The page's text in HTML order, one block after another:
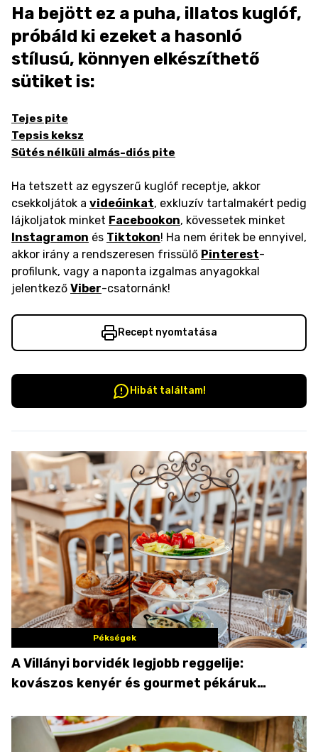
Ha bejött ez a puha, illatos kuglóf,
próbáld ki ezeket a hasonló
stílusú, könnyen elkészíthető
sütiket is:
Tejes pite
Tepsis keksz
Sütés nélküli almás-diós pite
Ha tetszett az egyszerű kuglóf receptje, akkor
csekkoljátok a videóinkat, exkluzív tartalmakért pedig
lájkoljatok minket Facebookon, kövessetek minket
Instagramon és Tiktokon! Ha nem éritek be ennyivel,
akkor irány a rendszeresen frissülő Pinterest-
profilunk, vagy a naponta izgalmas anyagokkal
jelentkező Viber-csatornánk!
Recept nyomtatása
Hibát találtam!
Pékségek
A Villányi borvidék legjobb reggelije:
kovászos kenyér és gourmet pékáruk